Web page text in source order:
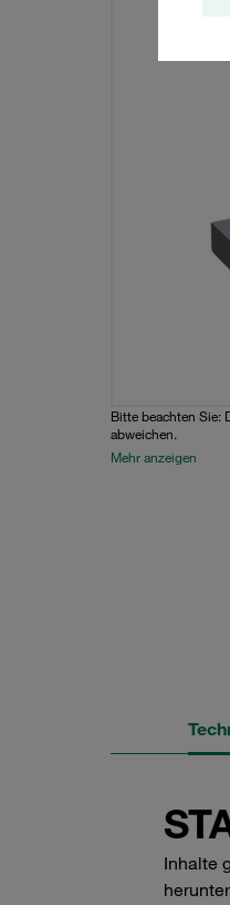
Bitte beachten Sie:
abweichen.
Mehr anzeigen
Inhalte